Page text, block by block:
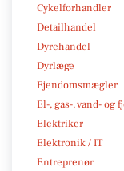
Cykelforhandler
Detailhandel
Dyrehandel
Dyrlæge
Ejendomsmægler
El-, gas-, vand- og
Elektriker
Elektronik / IT
Entreprenør